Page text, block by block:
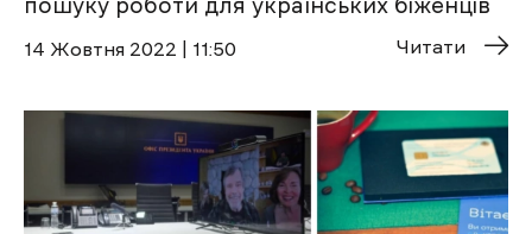
пошуку роботи для українських біженців
14 Жовтня 2022 | 11:50 Читати